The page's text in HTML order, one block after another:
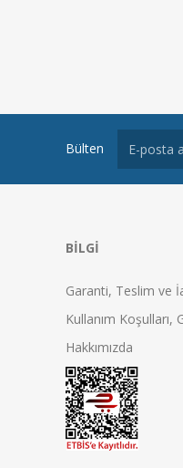
Bülten
BILGI
Garanti, Teslim ve
Kullanım Koşulları,
Hakkımızda